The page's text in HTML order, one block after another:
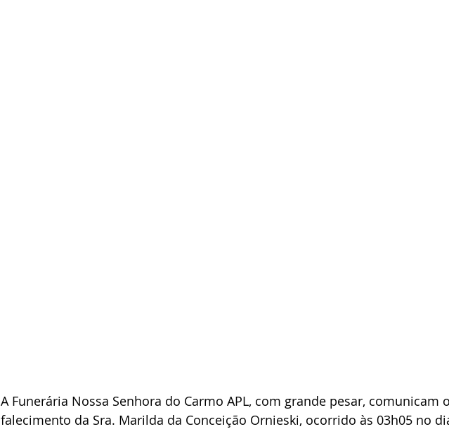
A Funerária Nossa Senhora do Carmo APL, com grande pesar, comunicam o
falecimento da Sra. Marilda da Conceição Ornieski, ocorrido às 03h05 no